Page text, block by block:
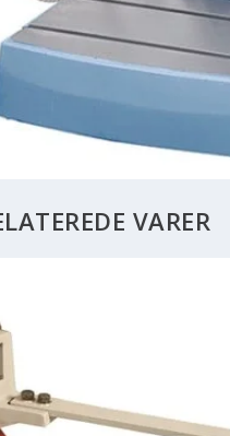
VARER